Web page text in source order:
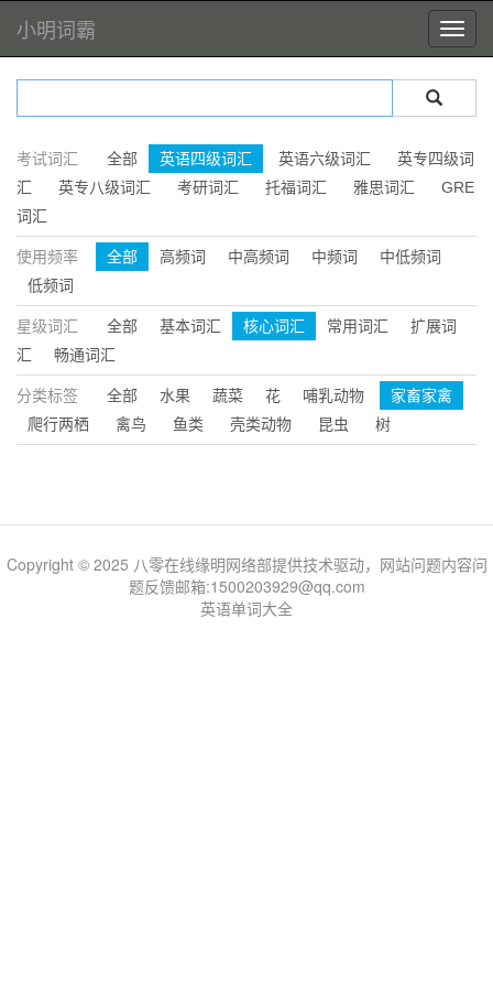
小明词霸
考试词汇 全部 英语四级词汇 英语六级词汇
英专四级词
汇
英专八级词汇 考研词汇 托福词汇 雅思词汇
GRE
词汇
使用频率 全部 高频词 中高频词 中频词
中低频词
低频词
星级词汇 全部 基本词汇 核心词汇 常用词汇
扩展词
汇
畅通词汇
分类标签 全部 水果 蔬菜 花 哺乳动物
家畜家禽
爬行两栖
禽鸟 鱼类 壳类动物 昆虫 树
Copyright © 2025 八零在线缘明网络部提供技术驱动，网站问题内容问
题反馈邮箱:1500203929@qq.com
英语单词大全